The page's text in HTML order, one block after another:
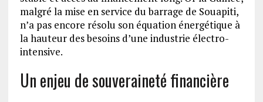
malgré la mise en service du barrage de Souapiti,
n’a pas encore résolu son équation énergétique à
la hauteur des besoins d’une industrie électro-
intensive.
Un enjeu de souveraineté financière